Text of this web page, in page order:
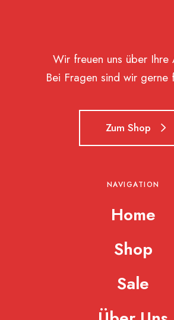
Wir freuen uns über Ihre
Bei Fragen sind wir gerne
Zum Shop
NAVIGATION
Home
Shop
Sale